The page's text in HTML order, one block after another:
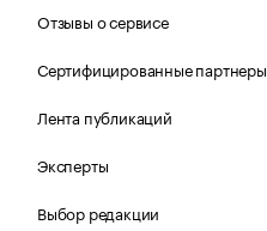
Отзывы о сервисе
Сертифицированные партнеры
Лента публикаций
Эксперты
Выбор редакции